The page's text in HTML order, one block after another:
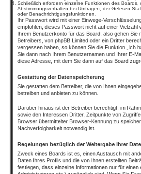
Schließlich erfordern einzelne Funktionen des
Abstimmungsverhalten bei Umfragen, der Gelesen-
oder Benachrichtigungsfunktionen.
Ihr Passwort wird mit einer Einwege-
empfohlen, dieses Passwort nicht auf einer
Ihrem Benutzerkonto für das Board, also gehen
Betreibers, von phpBB Limited oder ein Dritter
vergessen haben, so können Sie die Funktion „Ich
Sie dann nach Ihrem Benutzernamen und Ihrer E-
diese Adresse, mit dem Sie dann auf das Board
Gestattung der Datenspeicherung
Sie gestatten dem Betreiber, die von Ihnen
betreiben und anbieten zu können.
Darüber hinaus ist der Betreiber berechtigt, im
sowie den Interessen Dritter, Zeitpunkte von
Browser übermittelter Browser-Kennung zu
Nachverfolgbarkeit notwendig ist.
Regelungen bezüglich der Weitergabe Ihrer
Zweck eines Boards ist es, einen Austausch mit
Daten Ihres Profils und die von Ihnen erstellten
festlegen, dass einzelne Informationen nur für